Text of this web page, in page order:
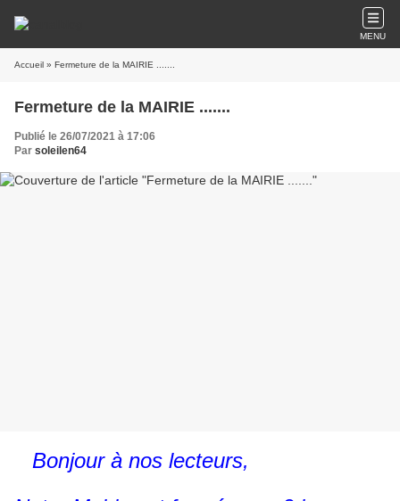
MENU
Accueil » Fermeture de la MAIRIE .......
Fermeture de la MAIRIE .......
Publié le 26/07/2021 à 17:06
Par soleilen64
Bonjour à nos lecteurs,